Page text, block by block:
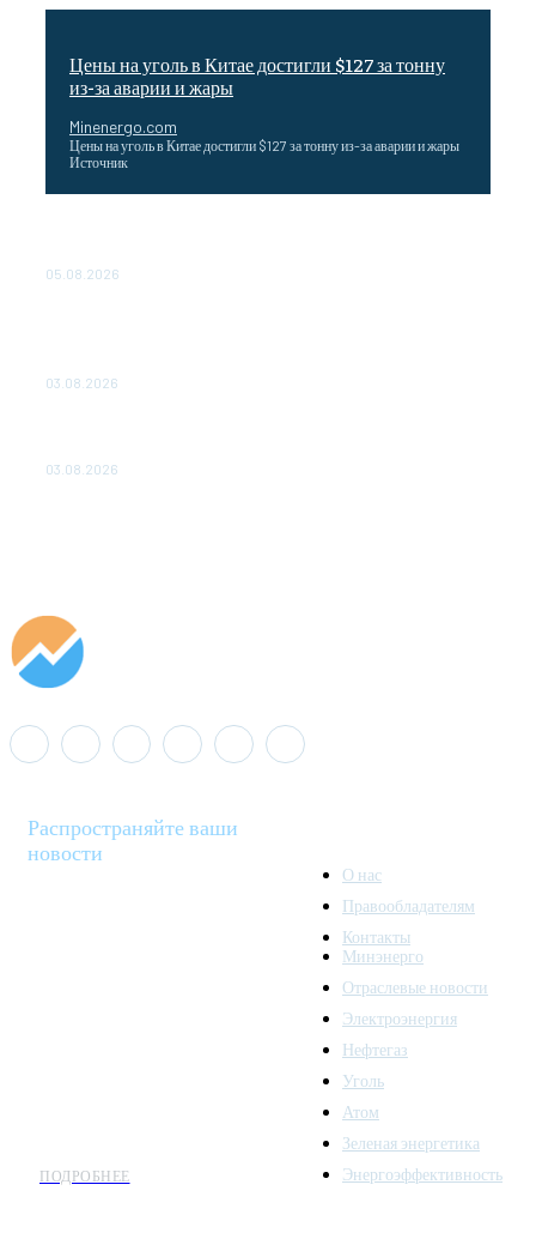
Цены на уголь в Китае достигли $127 за тонну
из-за аварии и жары
Minenergo.com
Цены на уголь в Китае достигли $127 за тонну из-за аварии и жары
Источник
05.08.2026
03.08.2026
03.08.2026
Распространяйте ваши
новости
ПОДРОБНЕЕ
О нас
Правообладателям
Контакты
Минэнерго
Отраслевые новости
Электроэнергия
Нефтегаз
Уголь
Атом
Зеленая энергетика
Энергоэффективность